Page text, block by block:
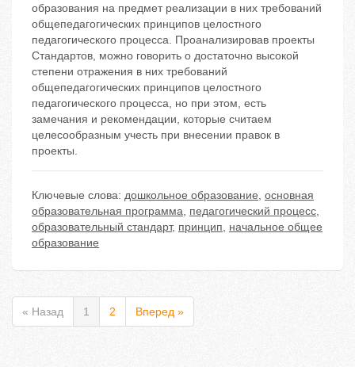
образования на предмет реализации в них требований
общепедагогических принципов целостного
педагогического процесса. Проанализировав проекты
Стандартов, можно говорить о достаточно высокой
степени отражения в них требований
общепедагогических принципов целостного
педагогического процесса, но при этом, есть
замечания и рекомендации, которые считаем
целесообразным учесть при внесении правок в
проекты.
Ключевые слова: дошкольное образование, основная
образовательная программа, педагогический процесс,
образовательный стандарт, принцип, начальное общее
образование
« Назад 1 2 Вперед »